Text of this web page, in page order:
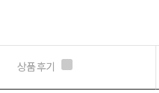
상품후기